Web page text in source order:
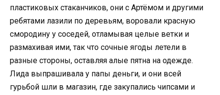
пластиковых стаканчиков, они с Артёмом и другими
ребятами лазили по деревьям, воровали красную
смородину у соседей, отламывая целые ветки и
размахивая ими, так что сочные ягоды летели в
разные стороны, оставляя алые пятна на одежде.
Лида выпрашивала у папы деньги, и они всей
гурьбой шли в магазин, где закупались чипсами и